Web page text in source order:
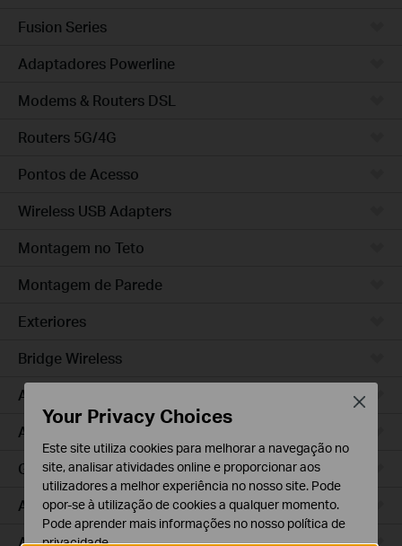
Fusion Series
Adaptadores Powerline
Modems & Routers DSL
Routers 5G/4G
Pontos de Acesso
Wireless USB Adapters
Montagem no Teto
Montagem de Parede
Exteriores
Bridge Wireless
Access Pro
Access Plus
GPON
Agile
Access
Your Privacy Choices
Este site utiliza cookies para melhorar a navegação no
site, analisar atividades online e proporcionar aos
utilizadores a melhor experiência no nosso site. Pode
opor-se à utilização de cookies a qualquer momento.
Pode aprender mais informações no nosso política de
privacidade.
Close